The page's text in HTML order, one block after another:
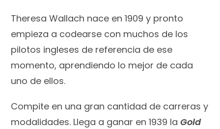
Theresa Wallach nace en 1909 y pronto
empieza a codearse con muchos de los
pilotos ingleses de referencia de ese
momento, aprendiendo lo mejor de cada
uno de ellos.
Compite en una gran cantidad de carreras y
modalidades. Llega a ganar en 1939 laGold